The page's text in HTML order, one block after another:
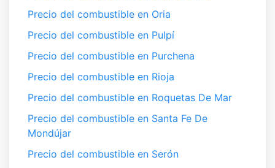
Precio del combustible en Oria
Precio del combustible en Pulpí
Precio del combustible en Purchena
Precio del combustible en Rioja
Precio del combustible en Roquetas De Mar
Precio del combustible en Santa Fe De
Mondújar
Precio del combustible en Serón